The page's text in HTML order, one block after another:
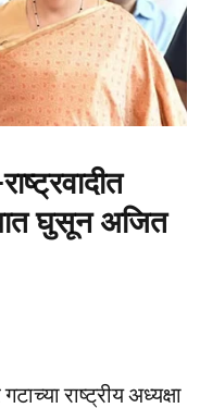
घुसून अजित
राष्ट्रीय अध्यक्षा